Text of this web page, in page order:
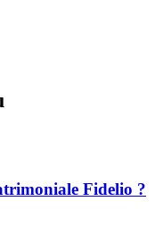
Fidelio ?